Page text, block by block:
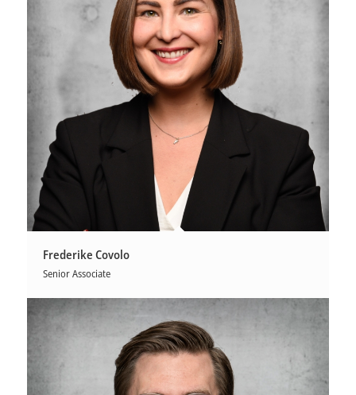
Frederike Covolo
Senior Associate